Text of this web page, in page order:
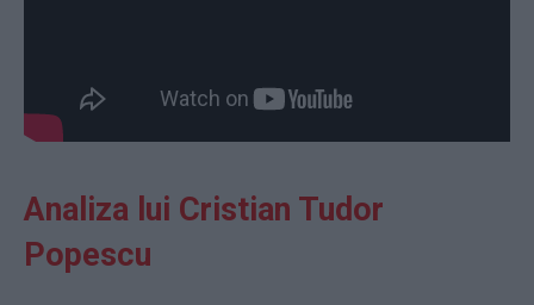
Analiza lui Cristian Tudor
Popescu